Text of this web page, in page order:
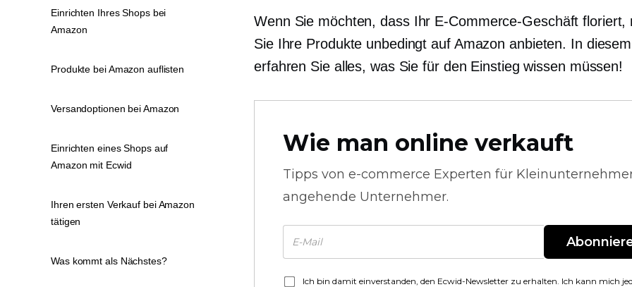
Wenn Sie möchten, dass Ihr E-Commerce-Geschäft floriert,
Sie Ihre Produkte unbedingt auf Amazon anbieten. In
erfahren Sie alles, was Sie für den Einstieg wissen müssen!
Wie man online verkauft
Tipps von e-commerce Experten für
angehende Unternehmer.
Ich bin damit einverstanden, den Ecwid-Newsletter zu erhalten. Ich kann mich
Einrichten Ihres Shops bei
Amazon
Produkte bei Amazon auflisten
Versandoptionen bei Amazon
Einrichten eines Shops auf
Amazon mit Ecwid
Ihren ersten Verkauf bei Amazon
tätigen
Was kommt als Nächstes?